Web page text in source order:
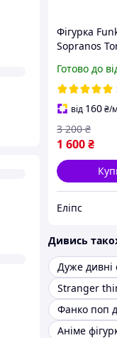
Фігурка
Sopranos
Сопрано
Готово до
від 160₴/
1 600₴
3 200 ₴
Еліпс
Дивись
Дуже дивні
Stranger
Аніме